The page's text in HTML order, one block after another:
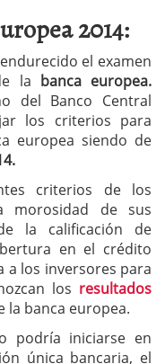
2014:
el examen
la banca europea.
del Banco Central
los criterios para
europea siendo de
criterios de los
morosidad de sus
la calificación de
en el crédito
a los inversores para
los resultados
la banca europea.
podría iniciarse en
única bancaria, el